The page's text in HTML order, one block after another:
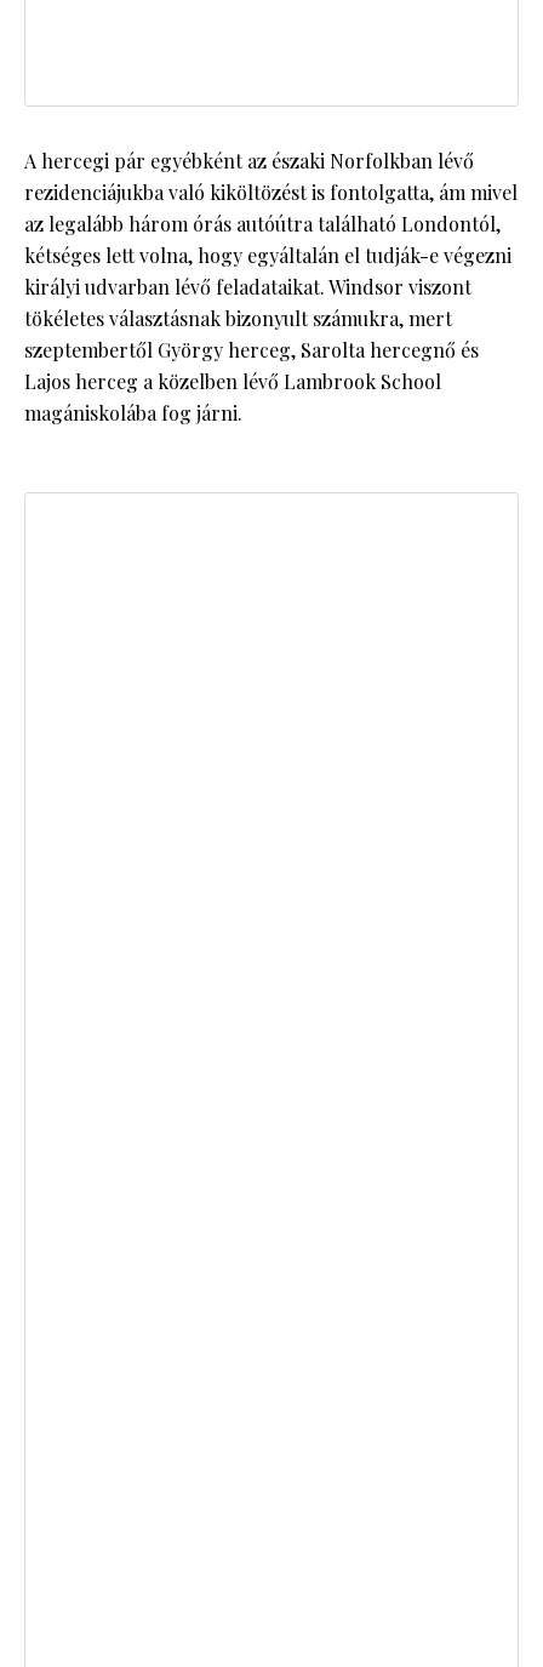
A hercegi pár egyébként az északi Norfolkban lévő
rezidenciájukba való kiköltözést is fontolgatta, ám mivel
az legalább három órás autóútra található Londontól,
kétséges lett volna, hogy egyáltalán el tudják-e végezni
királyi udvarban lévő feladataikat. Windsor viszont
tökéletes választásnak bizonyult számukra, mert
szeptembertől György herceg, Sarolta hercegnő és
Lajos herceg a közelben lévő Lambrook School
magániskolába fog járni.